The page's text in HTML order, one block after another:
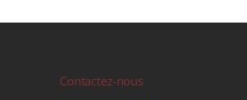
Contactez-nous